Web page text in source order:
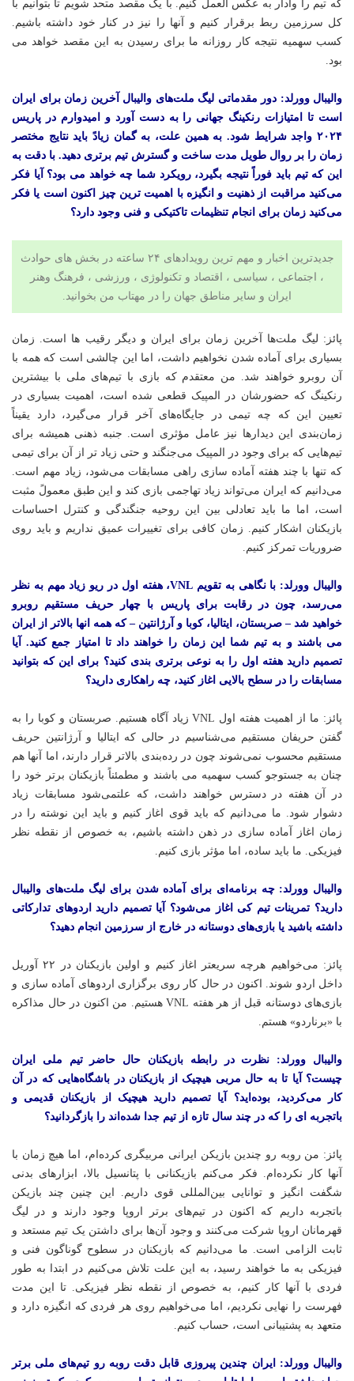
که تیم را وادار به عکس العمل کنیم. با یک مقصد متحد شویم تا بتوانیم با
کل سرزمین ربط برقرار کنیم و آنها را نیز در کنار خود داشته باشیم.
کسب سهمیه نتیجه کار روزانه ما برای رسیدن به این مقصد خواهد می
بود.
والیبال وورلد: دور مقدماتی لیگ ملت‌های والیبال آخرین زمان برای ایران
است تا امتیازات رنکینگ جهانی را به دست آورد و امیدوارم در پاریس
۲۰۲۴ واجد شرایط شود. به همین علت، به گمان زیادً باید نتایج مختصر
زمان را بر روال طویل مدت ساخت و گسترش تیم برتری دهید. با دقت به
این که تیم باید فوراً نتیجه بگیرد، رویکرد شما چه خواهد می بود؟ آیا فکر
می‌کنید مراقبت از ذهنیت و انگیزه با اهمیت ترین چیز اکنون است یا فکر
می‌کنید زمان برای انجام تنظیمات تاکتیکی و فنی وجود دارد؟
جدیدترین اخبار و مهم ترین رویدادهای ۲۴ ساعته در بخش های حوادث
، اجتماعی ، سیاسی ، اقتصاد و تکنولوژی ، ورزشی ، فرهنگ وهنر
ایران و سایر مناطق جهان را در مهتاب من بخوانید.
پائز: لیگ ملت‌ها آخرین زمان برای ایران و دیگر رقیب ها است. زمان
بسیاری برای آماده شدن نخواهیم داشت، اما این چالشی است که همه با
آن روبرو خواهند شد. من معتقدم که بازی با تیم‌های ملی با بیشترین
رنکینگ که حضورشان در المپیک قطعی شده است، اهمیت بسیاری در
تعیین این که چه تیمی در جایگاه‌های آخر قرار می‌گیرد، دارد یقیناً
زمان‌بندی این دیدارها نیز عامل مؤثری است. جنبه ذهنی همیشه برای
تیم‌هایی که برای وجود در المپیک می‌جنگند و حتی زیاد تر از آن برای تیمی
که تنها با چند هفته آماده سازی راهی مسابقات می‌شود، زیاد مهم است.
می‌دانیم که ایران می‌تواند زیاد تهاجمی بازی کند و این طبق معمولً مثبت
است، اما ما باید تعادلی بین این روحیه جنگندگی و کنترل احساسات
بازیکنان اشکار کنیم. زمان کافی برای تغییرات عمیق نداریم و باید روی
ضروریات تمرکز کنیم.
والیبال وورلد: با نگاهی به تقویم VNL، هفته اول در ریو زیاد مهم به نظر
می‌رسد، چون در رقابت برای پاریس با چهار حریف مستقیم روبرو
خواهید شد – صربستان، ایتالیا، کوبا و آرژانتین – که همه انها بالاتر از ایران
می باشند و به تیم شما این زمان را خواهند داد تا امتیاز جمع کنید. آیا
تصمیم دارید هفته اول را به نوعی برتری بندی کنید؟ برای این که بتوانید
مسابقات را در سطح بالایی اغاز کنید، چه راهکاری دارید؟
پائز: ما از اهمیت هفته اول VNL زیاد آگاه هستیم. صربستان و کوبا را به
گفتن حریفان مستقیم می‌شناسیم در حالی که ایتالیا و آرژانتین حریف
مستقیم محسوب نمی‌شوند چون در رده‌بندی بالاتر قرار دارند، اما آنها هم
چنان به جستوجو کسب سهمیه می باشند و مطمئناً بازیکنان برتر خود را
در آن هفته در دسترس خواهند داشت، که علتمی‌شود مسابقات زیاد
دشوار شود. ما می‌دانیم که باید قوی اغاز کنیم و باید این نوشته را در
زمان اغاز آماده سازی در ذهن داشته باشیم، به خصوص از نقطه نظر
فیزیکی. ما باید ساده، اما مؤثر بازی کنیم.
والیبال وورلد: چه برنامه‌ای برای آماده شدن برای لیگ ملت‌های والیبال
دارید؟ تمرینات تیم کی اغاز می‌شود؟ آیا تصمیم دارید اردوهای تدارکاتی
داشته باشید یا بازی‌های دوستانه در خارج از سرزمین انجام دهید؟
پائز: می‌خواهیم هرچه سریعتر اغاز کنیم و اولین بازیکنان در ۲۲ آوریل
داخل اردو شوند. اکنون در حال کار روی برگزاری اردوهای آماده سازی و
بازی‌های دوستانه قبل از هر هفته VNL هستیم. من اکنون در حال مذاکره
با «برناردو» هستم.
والیبال وورلد: نظرت در رابطه بازیکنان حال حاضر تیم ملی ایران
چیست؟ آیا تا به حال مربی هیچیک از بازیکنان در باشگاه‌هایی که در آن
کار می‌کردید، بوده‌اید؟ آیا تصمیم دارید هیچیک از بازیکنان قدیمی و
باتجربه ای را که در چند سال تازه از تیم جدا شده‌اند را بازگردانید؟
پائز: من روبه رو چندین بازیکن ایرانی مربیگری کرده‌ام، اما هیچ زمان با
آنها کار نکرده‌ام. فکر می‌کنم بازیکنانی با پتانسیل بالا، ابزارهای بدنی
شگفت انگیز و توانایی بین‌المللی قوی داریم. این چنین چند بازیکن
باتجربه داریم که اکنون در تیم‌های برتر اروپا وجود دارند و در لیگ
قهرمانان اروپا شرکت می‌کنند و وجود آن‌ها برای داشتن یک تیم مستعد و
ثابت الزامی است. ما می‌دانیم که بازیکنان در سطوح گوناگون فنی و
فیزیکی به ما خواهند رسید، به این علت تلاش می‌کنیم در ابتدا به طور
فردی با آنها کار کنیم، به خصوص از نقطه نظر فیزیکی. تا این مدت
فهرست را نهایی نکردیم، اما می‌خواهیم روی هر فردی که انگیزه دارد و
متعهد به پشتیبانی است، حساب کنیم.
والیبال وورلد: ایران چندین پیروزی قابل دقت روبه رو تیم‌های ملی برتر